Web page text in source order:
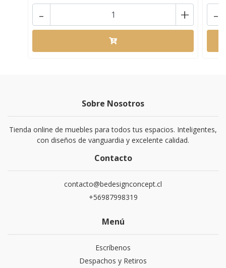
+
- -
Sobre Nosotros
Tienda online de muebles para todos tus espacios. Inteligentes,
con diseños de vanguardia y excelente calidad.
Contacto
contacto@bedesignconcept.cl
+56987998319
Menú
Escríbenos
Despachos y Retiros